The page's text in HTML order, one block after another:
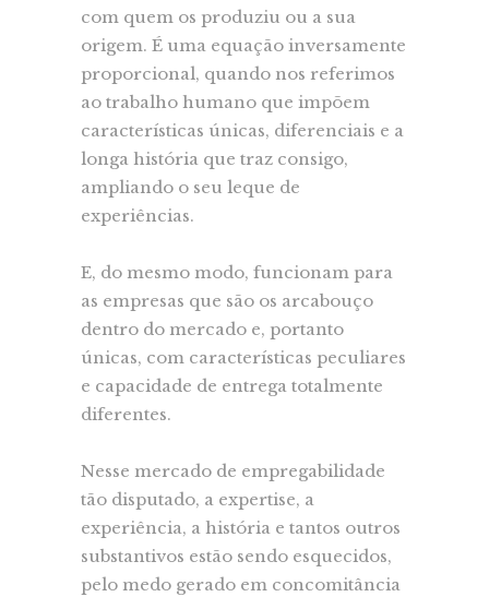
com quem os produziu ou a sua
origem. É uma equação inversamente
proporcional, quando nos referimos
ao trabalho humano que impõem
características únicas, diferenciais e a
longa história que traz consigo,
ampliando o seu leque de
experiências.
E, do mesmo modo, funcionam para
as empresas que são os arcabouço
dentro do mercado e, portanto
únicas, com características peculiares
e capacidade de entrega totalmente
diferentes. ⠀⠀⠀⠀⠀
Nesse mercado de empregabilidade
tão disputado, a expertise, a
experiência, a história e tantos outros
substantivos estão sendo esquecidos,
pelo medo gerado em concomitância